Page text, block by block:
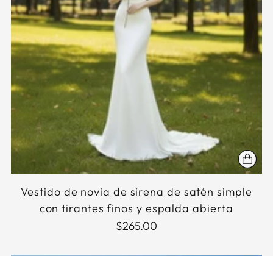
Vestido de novia de sirena de satén simple
con tirantes finos y espalda abierta
$265.00